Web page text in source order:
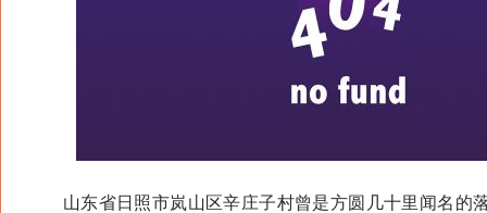
山东省日照市岚山区辛庄子村曾是方圆几十里闻名的